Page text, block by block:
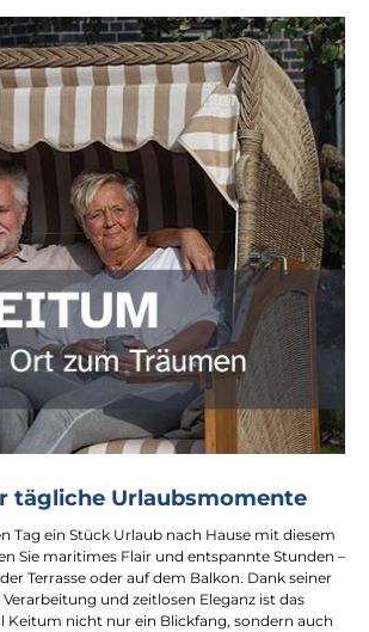
tägliche Urlaubsmomente
Tag ein Stück Urlaub nach Hause mit diesem
Sie maritimes Flair und entspannte Stunden –
Terrasse oder auf dem Balkon. Dank seiner
und zeitlosen Eleganz ist das
Keitum nicht nur ein Blickfang, sondern auch